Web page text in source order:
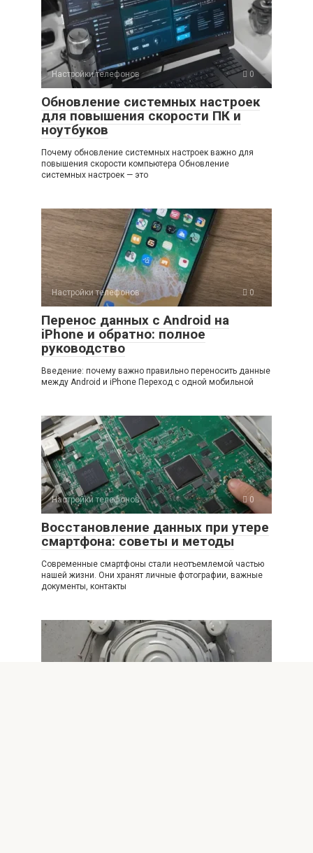
Настройки телефонов 0
Обновление системных настроек
для повышения скорости ПК и
ноутбуков
Почему обновление системных настроек важно для
повышения скорости компьютера Обновление
системных настроек — это
Настройки телефонов 0
Перенос данных с Android на
iPhone и обратно: полное
руководство
Введение: почему важно правильно переносить данные
между Android и iPhone Переход с одной мобильной
Настройки телефонов 0
Восстановление данных при утере
смартфона: советы и методы
Современные смартфоны стали неотъемлемой частью
нашей жизни. Они хранят личные фотографии, важные
документы, контакты